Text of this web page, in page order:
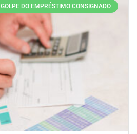
GOLPE DO EMPRÉSTIMO CONSIGNADO